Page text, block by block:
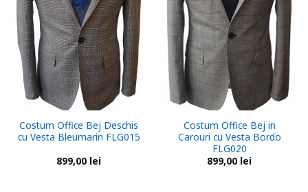
Costum Office Bej Deschis
cu Vesta Bleumarin FLG015
899,00 lei
Costum Office Bej in
Carouri cu Vesta Bordo
FLG020
899,00 lei